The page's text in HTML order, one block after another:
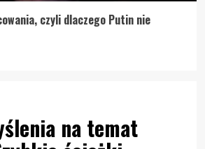
czyli dlaczego Putin nie
na temat